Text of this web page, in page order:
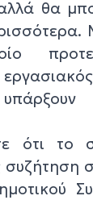
θα
ότι το